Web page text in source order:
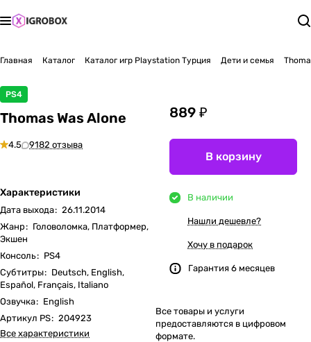
Главная Каталог Каталог игр Playstation Турция Дети и семья
PS4
Thomas Was Alone
4.5 9182 отзыва
Характеристики
Дата выхода: 26.11.2014
Жанр: Головоломка, Платформер,
Экшен
Консоль: PS4
Субтитры: Deutsch, English,
Español, Français, Italiano
Озвучка: English
Артикул PS: 204923
Все характеристики
889 ₽
В корзину
В наличии
Нашли дешевле?
Хочу в подарок
Гарантия 6 месяцев
Все товары и услуги
предоставляются в цифровом
формате.